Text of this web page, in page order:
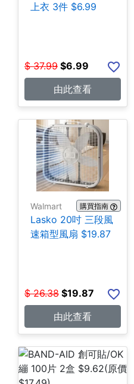
上衣 3件 $6.99
$ 37.99 $6.99
由此查看
Walmart 購買指南
Lasko 20吋 三段風
速箱型風扇 $19.87
$ 26.38 $19.87
由此查看